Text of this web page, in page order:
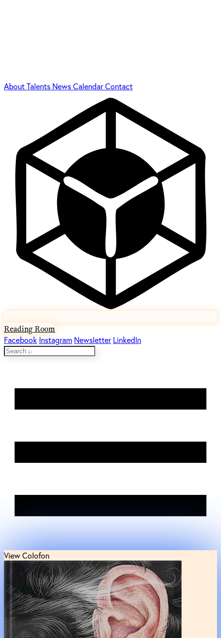
AboutTalents NewsCalendarContact
Reading Room
Facebook Instagram Newsletter LinkedIn
View Colofon